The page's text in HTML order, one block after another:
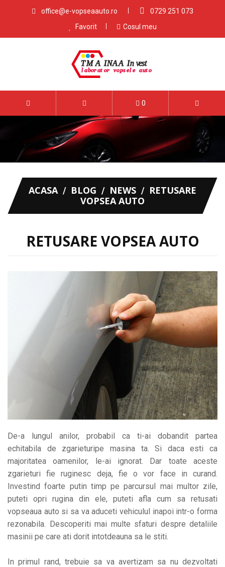
office@e-vopseaauto.ro
0729 251 073
Favorit
Cosul meu
0
ACASA BLOG NEWS
RETUSARE
VOPSEA AUTO
RETUSARE VOPSEA AUTO
De-a lungul anilor, probabil ca ti-ai dobandit partea
echitabila de zgarieturipe masina ta. Si daca esti ca
majoritatea oamenilor, le-ai ignorat. Dar toate aceste
zgarieturi fie ruginesc deja, fie o vor face in curand.
Investind foarte putin timp pe parcursul mai multor zile,
puteti opri rugina din ele, puteti afla cum sa retusati
vopseaua auto si sa va aduceti vehiculul inapoi intr-o forma
rezonabila. Descoperiti mai multe sfaturi despre detaliile
masinii pe care ati dorit intotdeauna sa le stiti.
In primul rand, trebuie sa va avertizam sa nu dezvoltati